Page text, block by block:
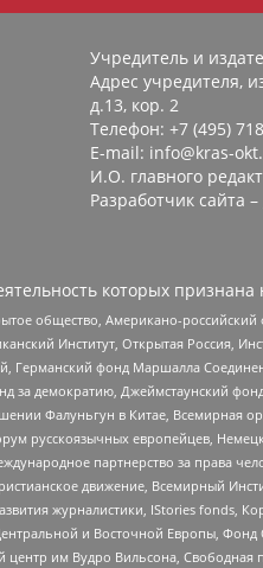
Учредитель и
Адрес учредителя,
д.13, кор. 2
Телефон: +7 (495)
E-mail: info@kras-
И.О. главного
Разработчик сайта –
которых
общество, Американо-
Институт, Открытая Россия,
Германский фонд Маршалла
за демократию, Джеймстаунский
Фалуньгун в Китае, Всемирная
русскоязычных европейцев,
партнерство за права
движение, Всемирный
журналистики, IStories fonds,
и Восточной Европы,
им Вудро Вильсона, Свободная